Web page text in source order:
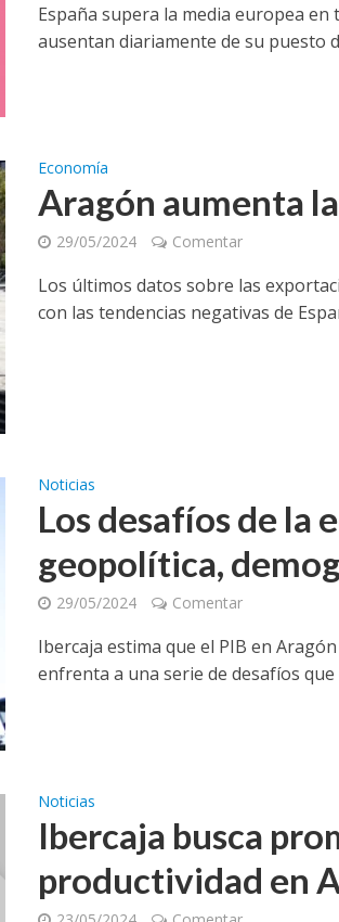
España supera la media europea
ausentan diariamente de su puesto
Economía
Aragón aumenta
29/05/2024 Comentar
Los últimos datos sobre las
con las tendencias negativas de
Noticias
Los desafíos de la
geopolítica,
29/05/2024 Comentar
Ibercaja estima que el PIB en
enfrenta a una serie de desafíos que
Noticias
Ibercaja busca
productividad en